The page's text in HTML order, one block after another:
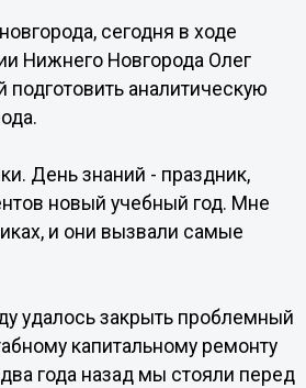
сегодня в ходе
Нижнего Новгорода Олег
аналитическую
День знаний - праздник,
новый учебный год. Мне
и они вызвали самые
удалось закрыть проблемный
капитальному ремонту
года назад мы стояли перед